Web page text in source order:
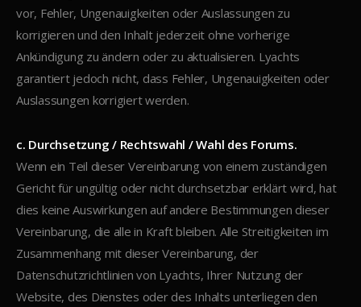
vor, Fehler, Ungenauigkeiten oder Auslassungen zu
korrigieren und den Inhalt jederzeit ohne vorherige
Ankündigung zu ändern oder zu aktualisieren. Lyachts
garantiert jedoch nicht, dass Fehler, Ungenauigkeiten oder
Auslassungen korrigiert werden.
c. Durchsetzung / Rechtswahl / Wahl des Forums.
Wenn ein Teil dieser Vereinbarung von einem zuständigen
Gericht für ungültig oder nicht durchsetzbar erklärt wird, hat
dies keine Auswirkungen auf andere Bestimmungen dieser
Vereinbarung, die alle in Kraft bleiben. Alle Streitigkeiten im
Zusammenhang mit dieser Vereinbarung, der
Datenschutzrichtlinien von Lyachts, Ihrer Nutzung der
Website, des Dienstes oder des Inhalts unterliegen den